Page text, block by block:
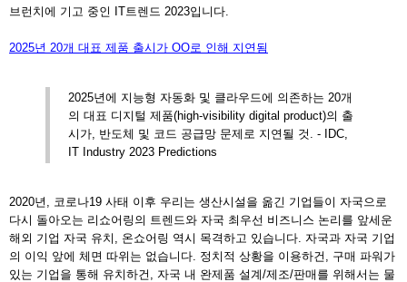
브런치에 기고 중인 IT트렌드 2023입니다.
2025년 20개 대표 제품 출시가 OO로 인해 지연됨
2025년에 지능형 자동화 및 클라우드에 의존하는 20개
의 대표 디지털 제품(high-visibility digital product)의 출
시가, 반도체 및 코드 공급망 문제로 지연될 것. - IDC,
IT Industry 2023 Predictions
2020년, 코로나19 사태 이후 우리는 생산시설을 옮긴 기업들이 자국으로
다시 돌아오는 리쇼어링의 트렌드와 자국 최우선 비즈니스 논리를 앞세운
해외 기업 자국 유치, 온쇼어링 역시 목격하고 있습니다. 자국과 자국 기업
의 이익 앞에 체면 따위는 없습니다. 정치적 상황을 이용하건, 구매 파워가
있는 기업을 통해 유치하건, 자국 내 완제품 설계/제조/판매를 위해서는 물